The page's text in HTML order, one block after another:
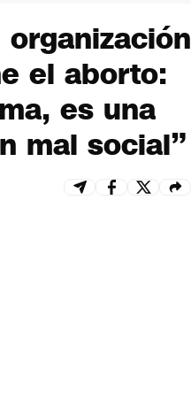
el aborto:
es una
mal social”